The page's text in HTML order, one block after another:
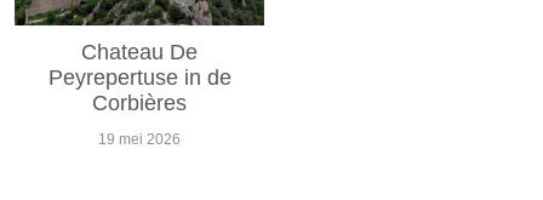
Chateau De
Peyrepertuse in de
Corbières
19 mei 2026